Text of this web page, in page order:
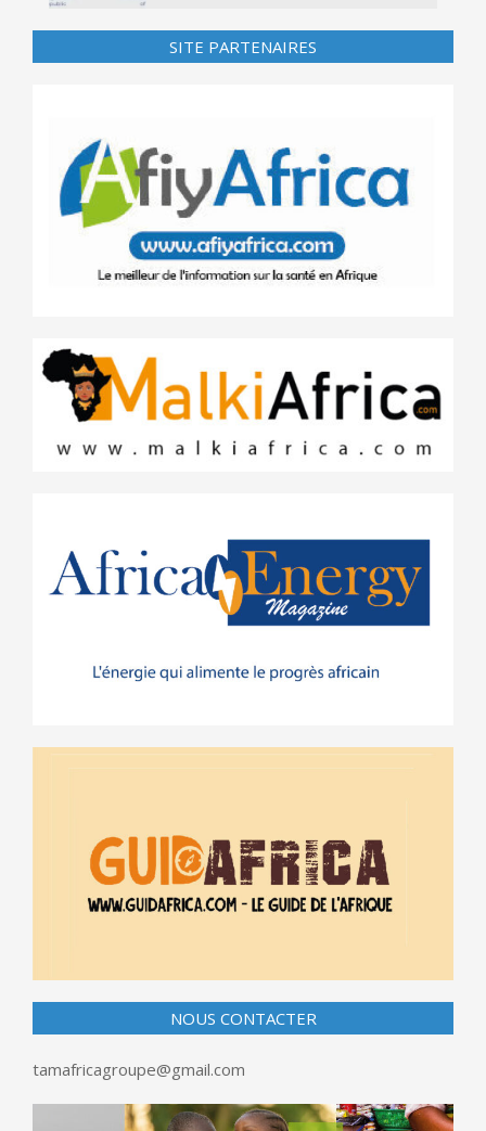
SITE PARTENAIRES
NOUS CONTACTER
tamafricagroupe@gmail.com